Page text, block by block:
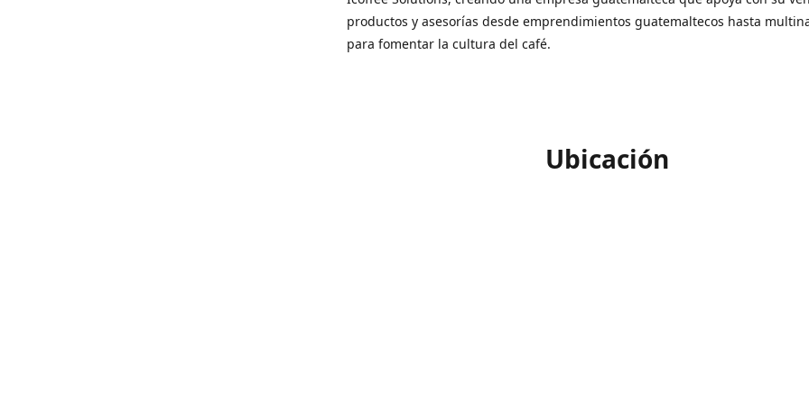
productos y asesorías desde emprendimientos guatemaltecos hasta
para fomentar la cultura del café.
Ubicación